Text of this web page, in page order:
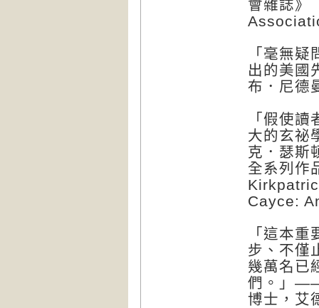
會雜誌》
「毫無
出的美國
布．尼德
「假使
大的玄祕
克．瑟斯
全系列作
Cayce:
「這本
步、不僅
幾萬名已
們。」
博士，艾